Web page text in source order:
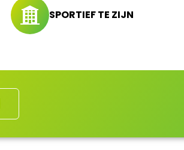
SPORTIEF TE ZIJN